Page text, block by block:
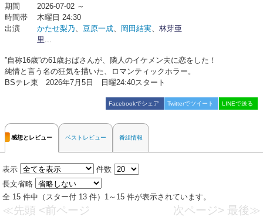
期間
2026-07-02 ～
時間帯
木曜日 24:30
出演
かたせ梨乃、 豆原一成、 岡田結実、 林芽亜
里...
”自称16歳”の61歳おばさんが、隣人のイケメン夫に恋をした！
純情と言う名の狂気を描いた、ロマンティックホラー。
BSテレ東 2026年7月5日 日曜24:40スタート
Facebookでシェア Twitterでツイート LINEで送る
感想とレビュー ベストレビュー 番組情報
表示
件数
長文省略
全 15 件中（スター付 13 件）1～15 件が表示されています。
≪先頭 <前ページ 次ページ> 最後≫